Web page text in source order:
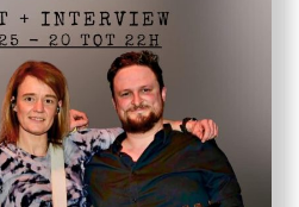
Bazz
Normann
(Belgium